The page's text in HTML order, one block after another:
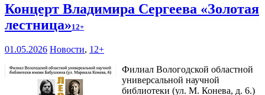
Концерт Владимира Сергеева «Золотая
лестница»12+
01.05.2026 Новости, 12+
Филиал Вологодской областной
универсальной научной
библиотеки (ул. М. Конева, д. 6.)